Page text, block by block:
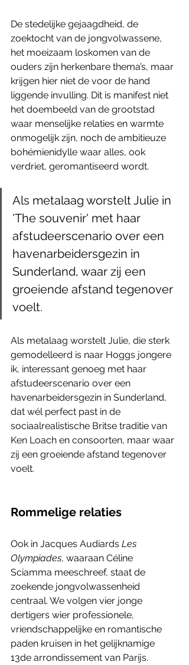
De stedelijke gejaagdheid, de
zoektocht van de jongvolwassene,
het moeizaam loskomen van de
ouders zijn herkenbare thema’s, maar
krijgen hier niet de voor de hand
liggende invulling. Dit is manifest niet
het doembeeld van de grootstad
waar menselijke relaties en warmte
onmogelijk zijn, noch de ambitieuze
bohémienidylle waar alles, ook
verdriet, geromantiseerd wordt.
Als metalaag worstelt Julie in
'The souvenir' met haar
afstudeerscenario over een
havenarbeidersgezin in
Sunderland, waar zij een
groeiende afstand tegenover
voelt.
Als metalaag worstelt Julie, die sterk
gemodelleerd is naar Hoggs jongere
ik, interessant genoeg met haar
afstudeerscenario over een
havenarbeidersgezin in Sunderland,
dat wél perfect past in de
sociaalrealistische Britse traditie van
Ken Loach en consoorten, maar waar
zij een groeiende afstand tegenover
voelt.
Rommelige relaties
Ook in Jacques Audiards Les
Olympiades, waaraan Céline
Sciamma meeschreef, staat de
zoekende jongvolwassenheid
centraal. We volgen vier jonge
dertigers wier professionele,
vriendschappelijke en romantische
paden kruisen in het gelijknamige
13de arrondissement van Parijs.